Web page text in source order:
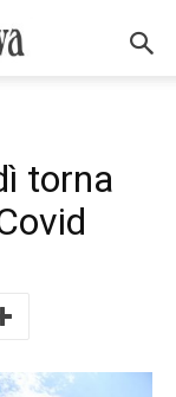
torna